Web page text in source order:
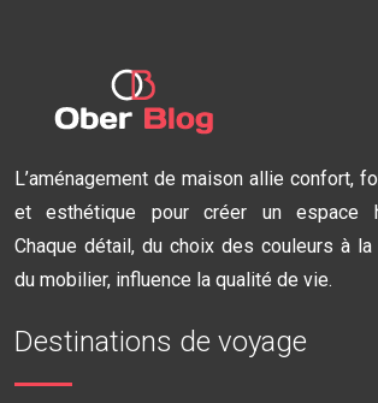
L’aménagement de maison allie confort,
et esthétique pour créer un espace
Chaque détail, du choix des couleurs à
du mobilier, influence la qualité de vie.
Destinations de voyage